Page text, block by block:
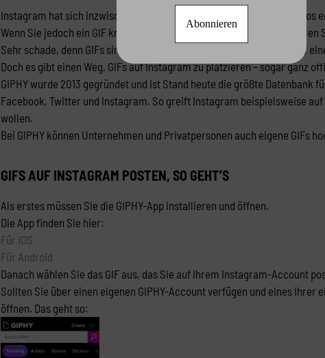
Instagram hat sich inzwischen zu DER Anlaufstelle für Fotos und Videos
Wenn Sie jedoch ein GIF kreiert haben und es dort posten wollen,
Sehr schade, denn GIFs sind extrem stark im Kommen und dürfen auf
Doch es gibt einen Weg, GIFs auf Instagram zu platzieren – sogar ganz
GIPHY wurde 2013 gegründet und ist Stand heute die größte
Facebook, Twitter und Instagram. So greift Instagram beispielsweise
wollen.
Bei GIPHY können Unternehmen und Privatpersonen auch eigene GIFs
GIFS AUF INSTAGRAM POSTEN, SO GEHT’S
Als erstes müssen Sie die GIPHY-App installieren und öffnen.
Die App finden Sie hier:
Für iOS
Für Android
Danach wählen Sie das GIF aus, das Sie auf Ihrem Instagram-Account
Sollten Sie über einen eigenen GIPHY-Account verfügen und eines
öffnen. Das geht so: